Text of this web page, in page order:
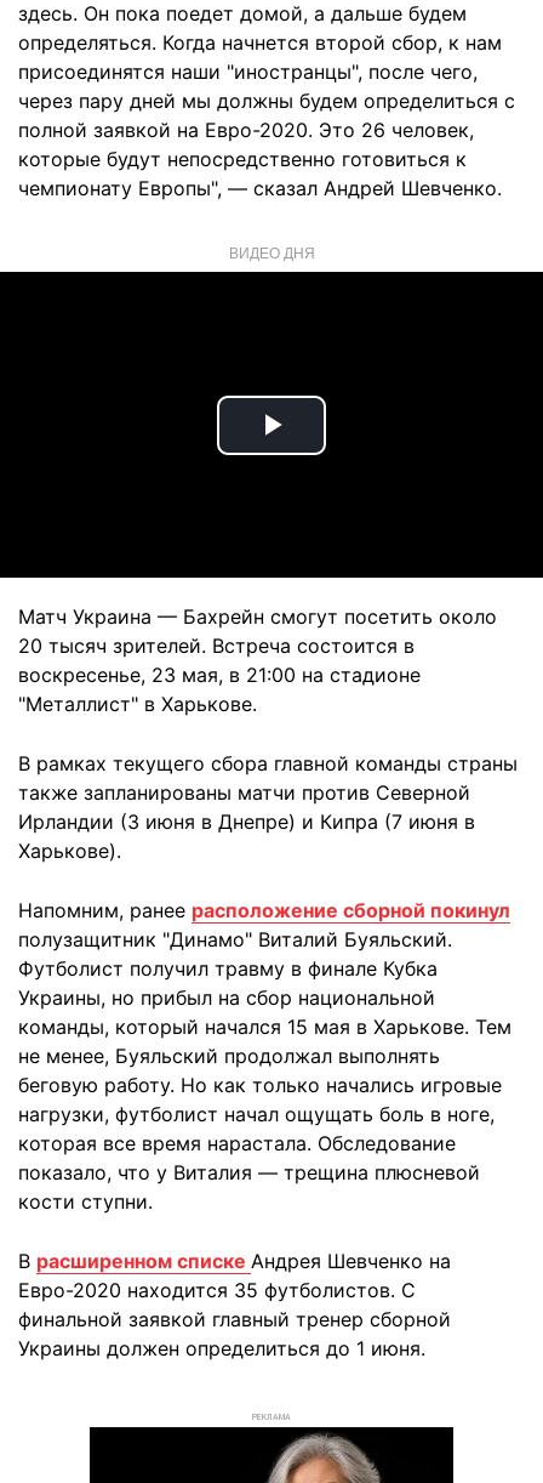
здесь. Он пока поедет домой, а дальше будем
определяться. Когда начнется второй сбор, к нам
присоединятся наши "иностранцы", после чего,
через пару дней мы должны будем определиться с
полной заявкой на Евро-2020. Это 26 человек,
которые будут непосредственно готовиться к
чемпионату Европы", — сказал Андрей Шевченко.
ВИДЕО ДНЯ
Play
Матч Украина — Бахрейн смогут посетить около
20 тысяч зрителей. Встреча состоится в
воскресенье, 23 мая, в 21:00 на стадионе
"Металлист" в Харькове.
В рамках текущего сбора главной команды страны
также запланированы матчи против Северной
Ирландии (3 июня в Днепре) и Кипра (7 июня в
Харькове).
Напомним, ранее расположение сборной покинул
полузащитник "Динамо" Виталий Буяльский.
Футболист получил травму в финале Кубка
Украины, но прибыл на сбор национальной
команды, который начался 15 мая в Харькове. Тем
не менее, Буяльский продолжал выполнять
беговую работу. Но как только начались игровые
нагрузки, футболист начал ощущать боль в ноге,
которая все время нарастала. Обследование
показало, что у Виталия — трещина плюсневой
кости ступни.
В расширенном списке Андрея Шевченко на
Евро-2020 находится 35 футболистов. С
финальной заявкой главный тренер сборной
Украины должен определиться до 1 июня.
РЕКЛАМА